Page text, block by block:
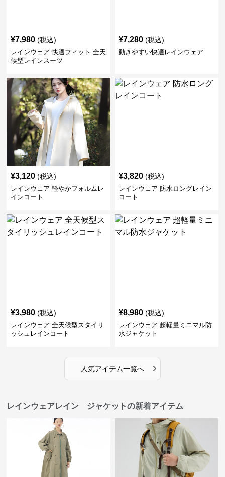
¥7,980 (税込)
レインウェア 快適フィット 全天
候型レインスーツ
¥7,280 (税込)
動きやすい快適レインウェア
¥3,120 (税込)
レインウェア 軽やかフォルムレ
インコート
¥3,820 (税込)
レインウェア 防水ロングレイン
コート
¥3,980 (税込)
レインウェア 全天候型スタイリ
ッシュレインコート
¥8,980 (税込)
レインウェア 超軽量ミニマル防
水ジャケット
人気アイテム一覧へ ›
レインウェアレイン ジャケットの新着アイテム